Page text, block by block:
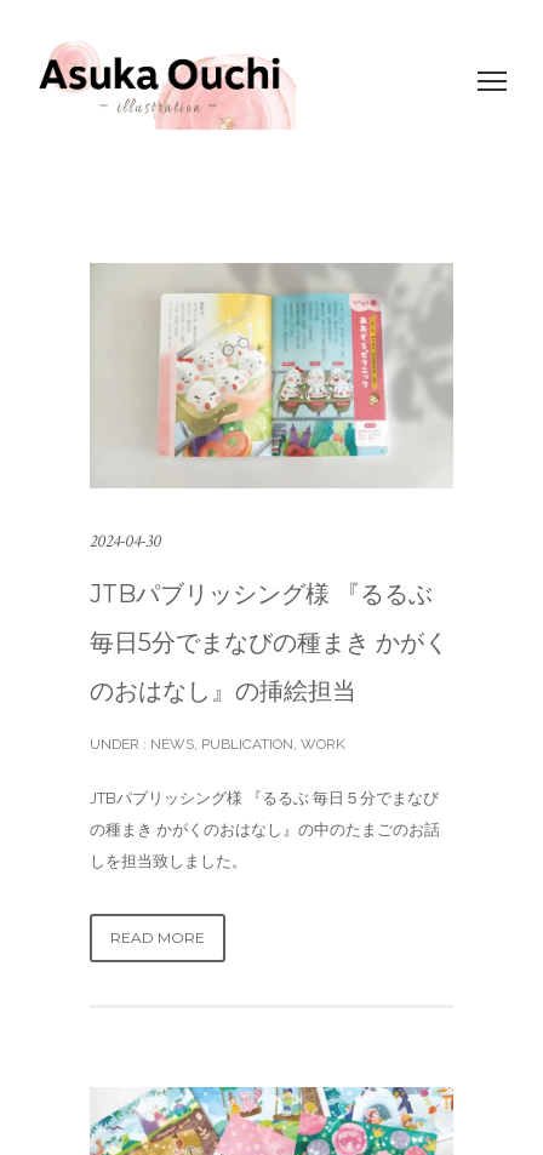
2024-04-30
JTBパブリッシング様 『るるぶ
毎日5分でまなびの種まき かがく
のおはなし』の挿絵担当
UNDER : NEWS PUBLICATION WORK
JTBパブリッシング様 『るるぶ 毎日５分でまなび
の種まき かがくのおはなし』の中のたまごのお話
しを担当致しました。
READ MORE